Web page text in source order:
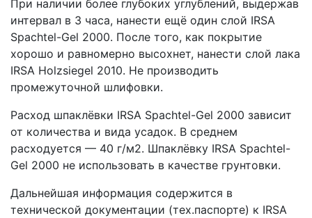
При наличии более глубоких углублений, выдержав
интервал в 3 часа, нанести ещё один слой IRSA
Spachtel-Gel 2000. После того, как покрытие
хорошо и равномерно высохнет, нанести слой лака
IRSA Holzsiegel 2010. Не производить
промежуточной шлифовки.
Расход шпаклёвки IRSA Spachtel-Gel 2000 зависит
от количества и вида усадок. В среднем
расходуется — 40 г/м2. Шпаклёвку IRSA Spachtel-
Gel 2000 не использовать в качестве грунтовки.
Дальнейшая информация содержится в
технической документации (тех.паспорте) к IRSA